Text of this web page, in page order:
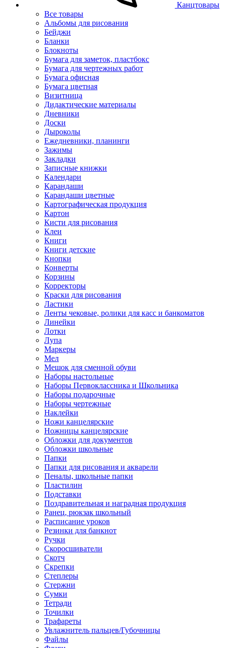
Канцтовары
Все товары
Альбомы для рисования
Бейджи
Бланки
Блокноты
Бумага для заметок, пластбокс
Бумага для чертежных работ
Бумага офисная
Бумага цветная
Визитница
Дидактические материалы
Дневники
Доски
Дыроколы
Ежедневники, планинги
Зажимы
Закладки
Записные книжки
Календари
Карандаши
Карандаши цветные
Картографическая продукция
Картон
Кисти для рисования
Клеи
Книги
Книги детские
Кнопки
Конверты
Корзины
Корректоры
Краски для рисования
Ластики
Ленты чековые, ролики для касс и банкоматов
Линейки
Лотки
Лупа
Маркеры
Мел
Мешок для сменной обуви
Наборы настольные
Наборы Первоклассника и Школьника
Наборы подарочные
Наборы чертежные
Наклейки
Ножи канцелярские
Ножницы канцелярские
Обложки для документов
Обложки школьные
Папки
Папки для рисования и акварели
Пеналы, школьные папки
Пластилин
Подставки
Поздравительная и наградная продукция
Ранец, рюкзак школьный
Расписание уроков
Резинки для банкнот
Ручки
Скоросшиватели
Скотч
Скрепки
Степлеры
Стержни
Сумки
Тетради
Точилки
Трафареты
Увлажнитель пальцев/Губочницы
Файлы